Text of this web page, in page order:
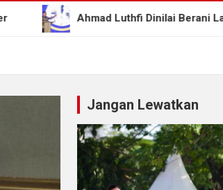
Ahmad Luthfi Dinilai Berani Lahirkan
Jangan Lewatkan